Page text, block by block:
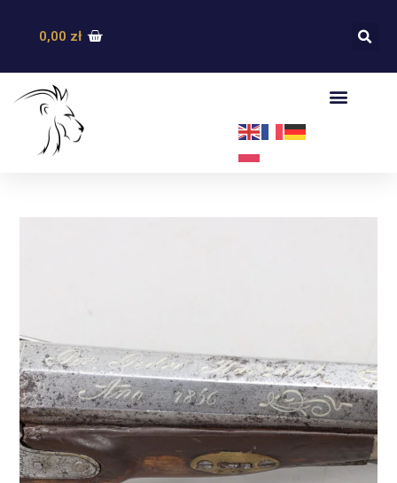
0,00 zł